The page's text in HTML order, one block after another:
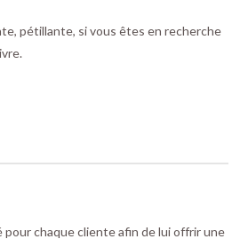
pétillante, si vous êtes en recherche
chaque cliente afin de lui offrir une